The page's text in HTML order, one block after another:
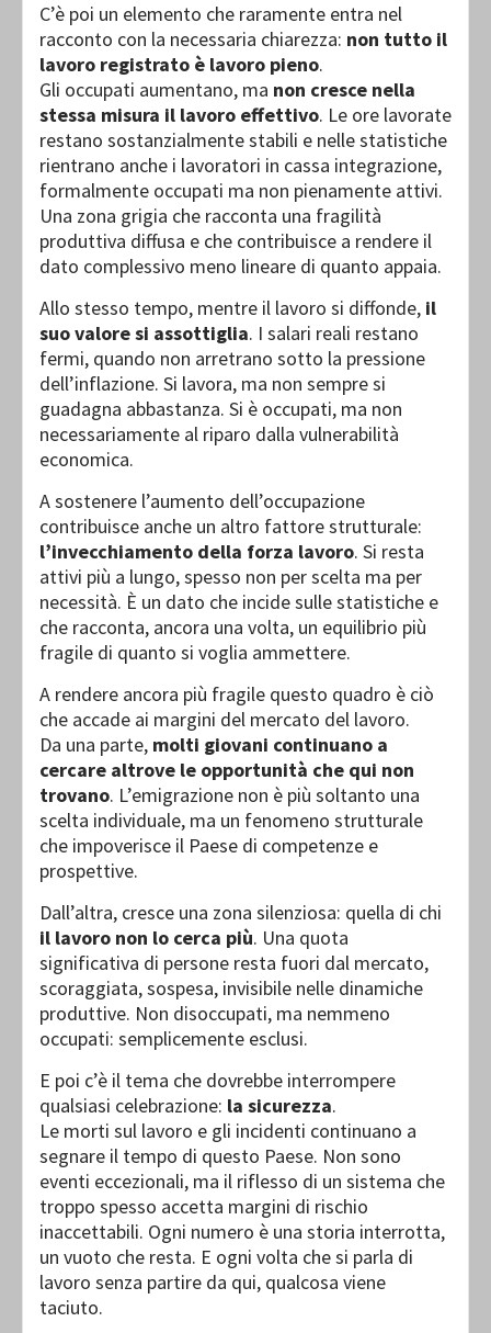
C’è poi un elemento che raramente entra nel
racconto con la necessaria chiarezza: non tutto il
lavoro registrato è lavoro pieno.
Gli occupati aumentano, ma non cresce nella
stessa misura il lavoro effettivo. Le ore lavorate
restano sostanzialmente stabili e nelle statistiche
rientrano anche i lavoratori in cassa integrazione,
formalmente occupati ma non pienamente attivi.
Una zona grigia che racconta una fragilità
produttiva diffusa e che contribuisce a rendere il
dato complessivo meno lineare di quanto appaia.
Allo stesso tempo, mentre il lavoro si diffonde, il
suo valore si assottiglia. I salari reali restano
fermi, quando non arretrano sotto la pressione
dell’inflazione. Si lavora, ma non sempre si
guadagna abbastanza. Si è occupati, ma non
necessariamente al riparo dalla vulnerabilità
economica.
A sostenere l’aumento dell’occupazione
contribuisce anche un altro fattore strutturale:
l’invecchiamento della forza lavoro. Si resta
attivi più a lungo, spesso non per scelta ma per
necessità. È un dato che incide sulle statistiche e
che racconta, ancora una volta, un equilibrio più
fragile di quanto si voglia ammettere.
A rendere ancora più fragile questo quadro è ciò
che accade ai margini del mercato del lavoro.
Da una parte, molti giovani continuano a
cercare altrove le opportunità che qui non
trovano. L’emigrazione non è più soltanto una
scelta individuale, ma un fenomeno strutturale
che impoverisce il Paese di competenze e
prospettive.
Dall’altra, cresce una zona silenziosa: quella di chi
il lavoro non lo cerca più. Una quota
significativa di persone resta fuori dal mercato,
scoraggiata, sospesa, invisibile nelle dinamiche
produttive. Non disoccupati, ma nemmeno
occupati: semplicemente esclusi.
E poi c’è il tema che dovrebbe interrompere
qualsiasi celebrazione: la sicurezza.
Le morti sul lavoro e gli incidenti continuano a
segnare il tempo di questo Paese. Non sono
eventi eccezionali, ma il riflesso di un sistema che
troppo spesso accetta margini di rischio
inaccettabili. Ogni numero è una storia interrotta,
un vuoto che resta. E ogni volta che si parla di
lavoro senza partire da qui, qualcosa viene
taciuto.